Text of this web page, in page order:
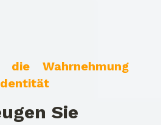
die Wahrnehmung
Sie